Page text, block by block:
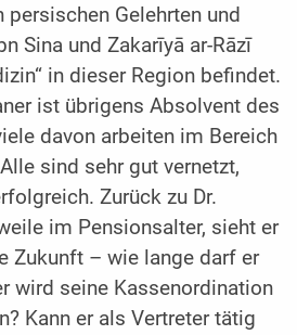
Gelehrten und
Sina und Zakarīyā ar-Rāzī
in dieser Region befindet.
ist übrigens Absolvent des
davon arbeiten im Bereich
sind sehr gut vernetzt,
Zurück zu Dr.
im Pensionsalter, sieht er
Zukunft – wie lange darf er
wird seine Kassenordination
Kann er als Vertreter tätig